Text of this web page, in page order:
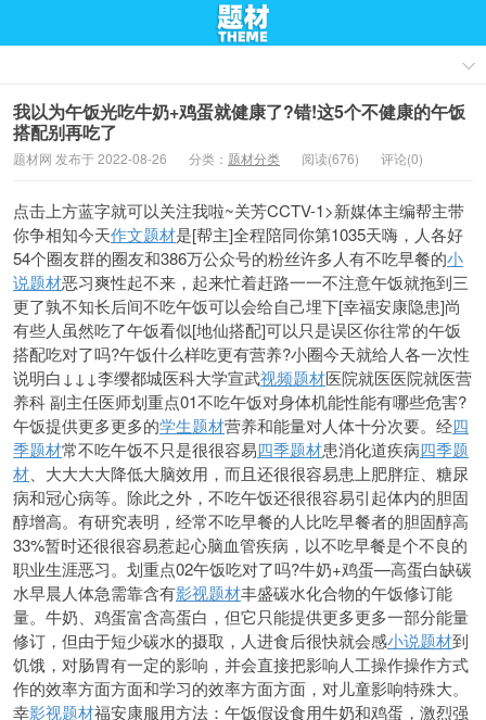
我以为午饭光吃牛奶+鸡蛋就健康了?错!这5个不健康的午饭
搭配别再吃了
题材网 发布于 2022-08-26 分类： 题材分类 阅读(676) 评论(0)
点击上方蓝字就可以关注我啦~关芳CCTV-1>新媒体主编帮主带
你争相知今天作文题材是[帮主]全程陪同你第1035天嗨，人各好
54个圈友群的圈友和386万公众号的粉丝许多人有不吃早餐的小
说题材恶习爽性起不来，起来忙着赶路一一不注意午饭就拖到三
更了孰不知长后间不吃午饭可以会给自己埋下[幸福安康隐患]尚
有些人虽然吃了午饭看似[地仙搭配]可以只是误区你往常的午饭
搭配吃对了吗?午饭什么样吃更有营养?小圈今天就给人各一次性
说明白↓↓↓李缨都城医科大学宣武视频题材医院就医医院就医营
养科 副主任医师划重点01不吃午饭对身体机能性能有哪些危害?
午饭提供更多更多的学生题材营养和能量对人体十分次要。经四
季题材常不吃午饭不只是很很容易四季题材患消化道疾病四季题
材 、大大大大降低大脑效用，而且还很很容易患上肥胖症、糖尿
病和冠心病等。除此之外，不吃午饭还很很容易引起体内的胆固
醇增高。有研究表明，经常不吃早餐的人比吃早餐者的胆固醇高
33%暂时还很很容易惹起心脑血管疾病，以不吃早餐是个不良的
职业生涯恶习。划重点02午饭吃对了吗?牛奶+鸡蛋—高蛋白缺碳
水早晨人体急需靠含有影视题材丰盛碳水化合物的午饭修订能
量。牛奶、鸡蛋富含高蛋白，但它只能提供更多更多一部分能量
修订， 但由于短少碳水的摄取，人进食后很快就会感小说题材到
饥饿，对肠胃有一定的影响，并会直接把影响人工操作操作方式
作的效率方面方面和学习的效率方面方面，对儿童影响特殊大。
幸影视题材福安康服用方法：午饭假设食用牛奶和鸡蛋，激烈强